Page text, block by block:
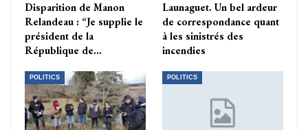
Disparition de Manon
Relandeau : “Je supplie le
président de la
République de…
Launaguet. Un bel ardeur
de correspondance quant
à les sinistrés des
incendies
POLITICS POLITICS